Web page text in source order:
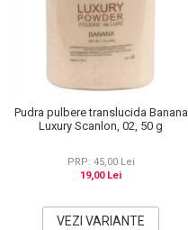
Scrub / Balsam de buze
Netestate pe Animale
Pudra pulbere translucida Banana
Luxury Scanlon, 02, 50 g
PRP: 45,00 Lei
19,00 Lei
VEZI VARIANTE